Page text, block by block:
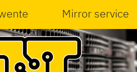
Mirror service